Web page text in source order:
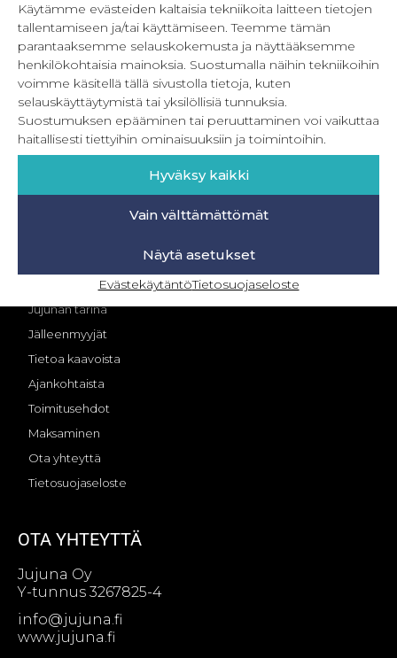
Käytämme evästeiden kaltaisia tekniikoita laitteen tietojen
tallentamiseen ja/tai käyttämiseen. Teemme tämän
parantaaksemme selauskokemusta ja näyttääksemme
henkilökohtaisia mainoksia. Suostumalla näihin tekniikoihin
voimme käsitellä tällä sivustolla tietoja, kuten
selauskäyttäytymistä tai yksilöllisiä tunnuksia.
Suostumuksen epääminen tai peruuttaminen voi vaikuttaa
haitallisesti tiettyihin ominaisuuksiin ja toimintoihin.
Hyväksy kaikki
Vain välttämättömät
Näytä asetukset
EvästekäytäntöTietosuojaseloste
Framilon-joustonauha 6 mm leveä, super
joustava
6,00€ – 11,00€ Sis. ALV
Valitse vaihtoehdoista
OMA TILI – KIRJAUTUMINEN
Jujunan tarina
Jälleenmyyjät
Tietoa kaavoista
Ajankohtaista
Toimitusehdot
Maksaminen
Ota yhteyttä
Tietosuojaseloste
OTA YHTEYTTÄ
Jujuna Oy
Y-tunnus 3267825-4
info@jujuna.fi
www.jujuna.fi